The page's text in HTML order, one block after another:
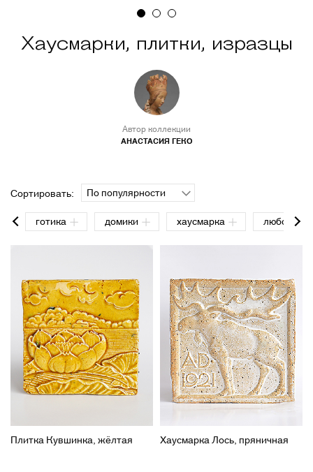
Хаусмарки, плитки, изразцы
Автор коллекции
АНАСТАСИЯ ГЕКО
Сортировать: По популярности
готика домики хаусмарка любовь
Плитка Кувшинка, жёлтая Хаусмарка Лось, пряничная